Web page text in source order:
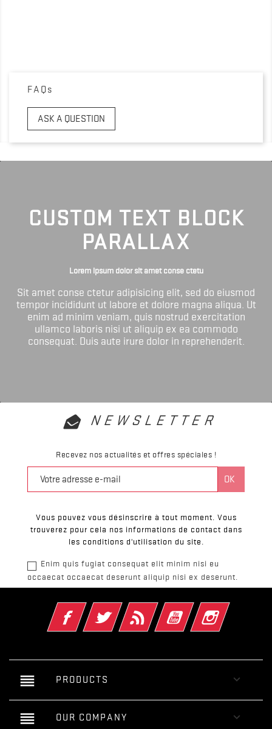
FAQs
ASK A QUESTION
CUSTOM TEXT BLOCK
PARALLAX
Lorem ipsum dolor sit amet conse ctetu
Sit amet conse ctetur adipisicing elit, sed do eiusmod
tempor incididunt ut labore et dolore magna aliqua. Ut
enim ad minim veniam, quis nostrud exercitation
ullamco laboris nisi ut aliquip ex ea commodo
consequat. Duis aute irure dolor in reprehenderit.
NEWSLETTER
Recevez nos actualités et offres spéciales !
Vous pouvez vous désinscrire à tout moment. Vous
trouverez pour cela nos informations de contact dans
les conditions d'utilisation du site.
Enim quis fugiat consequat elit minim nisi eu
occaecat occaecat deserunt aliquip nisi ex deserunt.
FacebookTwitter Rss YouTube Instagram
reorder PRODUCTS 
reorder OUR COMPANY 